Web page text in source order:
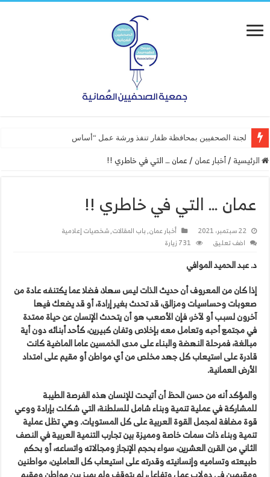
لجنة الصحفيين بمحافظة ظفار تنفذ ورشة عمل “أساسيات التصميم”
الرئيسية /أخبار عمان /عمان … التي في خاطري !!
عمان … التي في خاطري !!
22 سبتمبر، 2021 أخبار عمان,باب المقالات,شخصيات إعلامية
اضف تعليق
731 زيارة
د. عبد الحميد الموافي
إذا كان من المعروف أن حديث الذات ليس سهلا، فضلا عما يكتنفه عادة من
صعوبات وحساسيات ومزالق، قد تحدث بغير إرادة، أو قد يضعك فيها
آخرون لسبب أو لآخر، فإن الأصعب هو أن يتحدث الإنسان عن حياة ممتدة
في مجتمع أحبه وتعامل معه بإخلاص وتفان كبيرين، كأحد أبنائه دون أية
مبالغة، فمرحلة النهضة والبناء على مدى الخمسين عاما الماضية كانت
قادرة على استيعاب كل جهد مخلص من أي مواطن أو مقيم على امتداد
الأرض العمانية.
والمؤكد أنه من حسن الحظ أن أتيحت للإنسان هذه الفرصة الطيبة
للمشاركة في عملية تنمية وبناء شامل للسلطنة، التي شكلت بإرادة ووعي
قوة مضافة لمجمل القوة العربية على كل المستويات. وهي تظل عملية
تنمية وبناء ذات سمات خاصة ومميزة بين تجارب التنمية العربية في النصف
الثاني من القرن العشرين، سواء بحجم الإنجاز ومجالاته واتساعه، أو بحكم
طبيعته وتساميه وإنسانيته وقدرته على استيعاب كل العاملين، مواطنين